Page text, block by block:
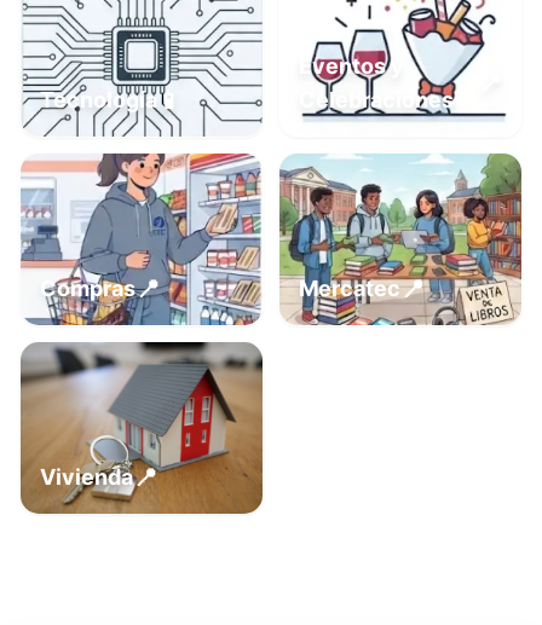
Tecnología📱
Eventos y
Celebraciones
Compras📍 Mercatec📍
Vivienda📍